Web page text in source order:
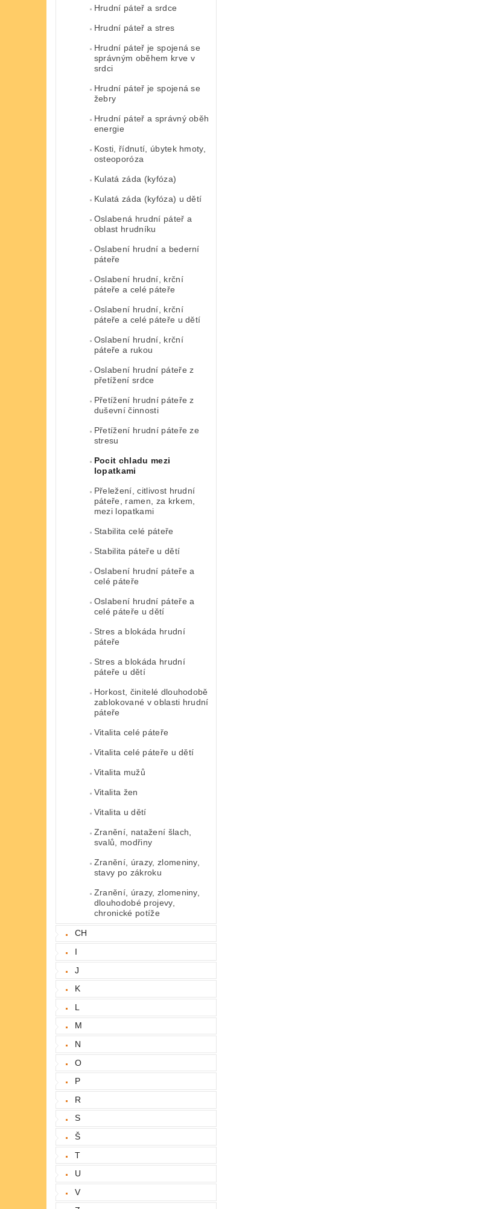
Hrudní páteř a srdce
Hrudní páteř a stres
Hrudní páteř je spojená se
správným oběhem krve v
srdci
Hrudní páteř je spojená se
žebry
Hrudní páteř a správný oběh
energie
Kosti, řídnutí, úbytek hmoty,
osteoporóza
Kulatá záda (kyfóza)
Kulatá záda (kyfóza) u dětí
Oslabená hrudní páteř a
oblast hrudníku
Oslabení hrudní a bederní
páteře
Oslabení hrudní, krční
páteře a celé páteře
Oslabení hrudní, krční
páteře a celé páteře u dětí
Oslabení hrudní, krční
páteře a rukou
Oslabení hrudní páteře z
přetížení srdce
Přetížení hrudní páteře z
duševní činnosti
Přetížení hrudní páteře ze
stresu
Pocit chladu mezi
lopatkami
Přeležení, citlivost hrudní
páteře, ramen, za krkem,
mezi lopatkami
Stabilita celé páteře
Stabilita páteře u dětí
Oslabení hrudní páteře a
celé páteře
Oslabení hrudní páteře a
celé páteře u dětí
Stres a blokáda hrudní
páteře
Stres a blokáda hrudní
páteře u dětí
Horkost, činitelé dlouhodobě
zablokované v oblasti hrudní
páteře
Vitalita celé páteře
Vitalita celé páteře u dětí
Vitalita mužů
Vitalita žen
Vitalita u dětí
Zranění, natažení šlach,
svalů, modřiny
Zranění, úrazy, zlomeniny,
stavy po zákroku
Zranění, úrazy, zlomeniny,
dlouhodobé projevy,
chronické potíže
CH
I
J
K
L
M
N
O
P
R
S
Š
T
U
V